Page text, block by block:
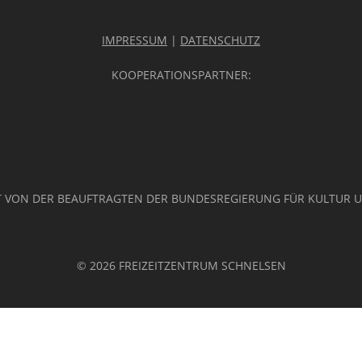
IMPRESSUM | DATENSCHUTZ
KOOPERATIONSPARTNER:
VON DER BEAUFTRAGTEN DER BUNDESREGIERUNG FÜR KULTUR
© 2026 FREIZEITZENTRUM SCHNELSEN